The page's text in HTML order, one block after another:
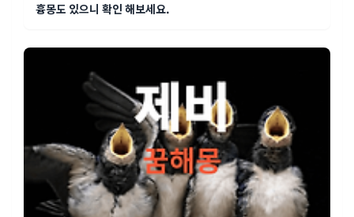
흉몽도 있으니 확인 해보세요.